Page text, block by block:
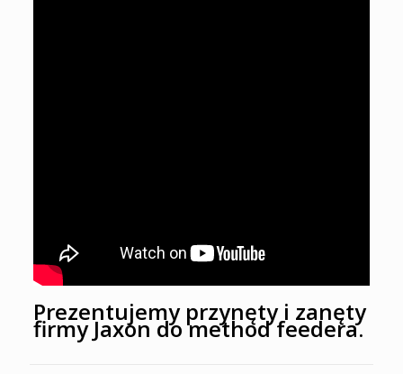
Prezentujemy przynęty i zanęty
firmy Jaxon do method feedera.